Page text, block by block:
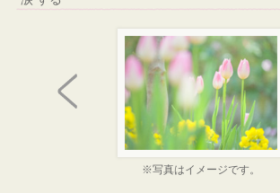
※写真はイメージです。